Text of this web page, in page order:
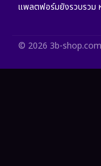
แพลตฟอร์มยังรวบรวม
© 2026 3b-shop.com